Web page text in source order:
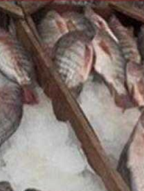
رسالتى لآخر الزمان «محطة الضبعة
النووية»... من الحلم إلى التنفيذ